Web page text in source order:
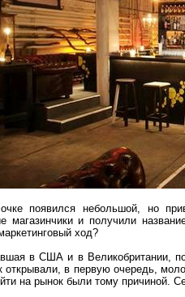
появился небольшой, но
магазинчики и получили
ход?
в США и в Великобритании,
открывали, в первую очередь,
на рынок были тому причиной.